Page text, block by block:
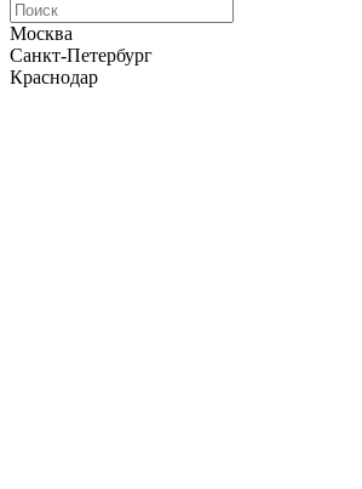
Москва
Санкт-Петербург
Краснодар